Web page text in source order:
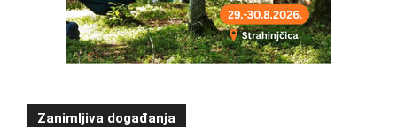
Zanimljiva događanja